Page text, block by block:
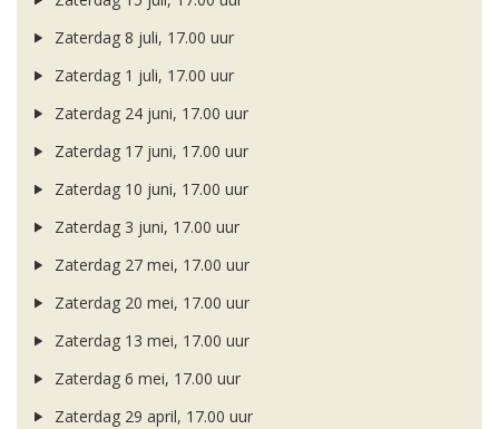
Zaterdag 8 juli, 17.00 uur
Zaterdag 1 juli, 17.00 uur
Zaterdag 24 juni, 17.00 uur
Zaterdag 17 juni, 17.00 uur
Zaterdag 10 juni, 17.00 uur
Zaterdag 3 juni, 17.00 uur
Zaterdag 27 mei, 17.00 uur
Zaterdag 20 mei, 17.00 uur
Zaterdag 13 mei, 17.00 uur
Zaterdag 6 mei, 17.00 uur
Zaterdag 29 april, 17.00 uur